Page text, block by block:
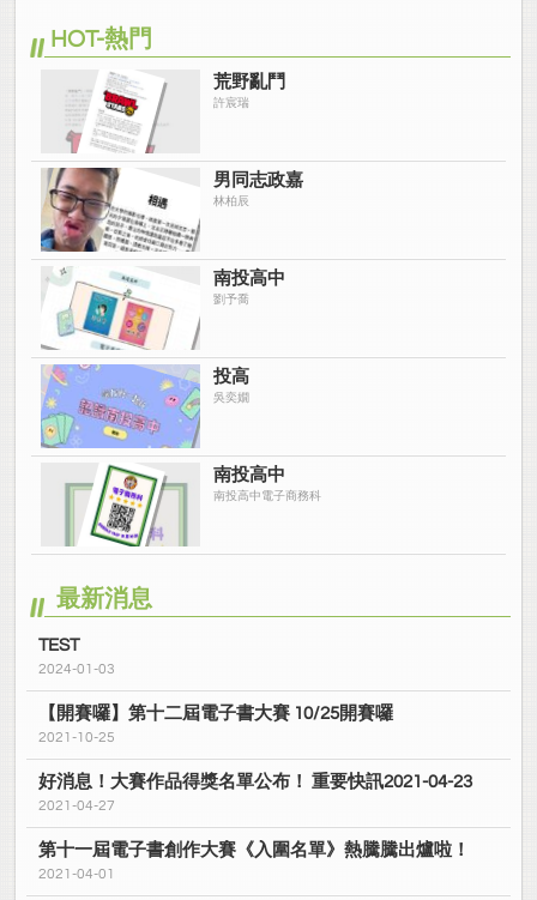
HOT-熱門
荒野亂鬥
許宸瑞
男同志政嘉
林柏辰
南投高中
劉予喬
投高
吳奕嫺
南投高中
南投高中電子商務科
最新消息
TEST
2024-01-03
【開賽囉】第十二屆電子書大賽 10/25開賽囉
2021-10-25
好消息！大賽作品得獎名單公布！ 重要快訊2021-04-23
2021-04-27
第十一屆電子書創作大賽《入圍名單》熱騰騰出爐啦！
2021-04-01